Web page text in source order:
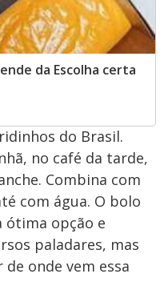
da Escolha certa
do Brasil.
no café da tarde,
Combina com
com água. O bolo
ótima opção e
paladares, mas
onde vem essa